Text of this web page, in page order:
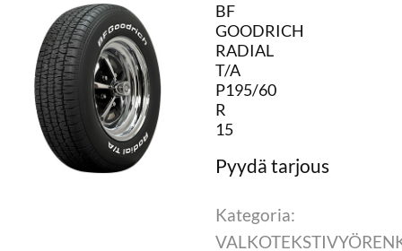
BF
GOODRICH
RADIAL
T/A
P195/60
R
15
Kategoria: